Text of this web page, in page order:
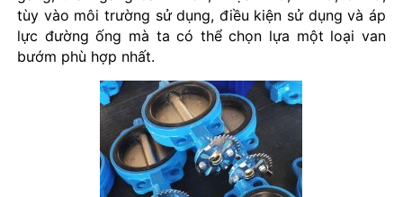
tùy vào môi trường sử dụng, điều kiện sử dụng và áp
lực đường ống mà ta có thể chọn lựa một loại van
bướm phù hợp nhất.